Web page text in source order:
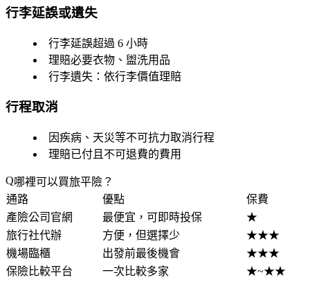
行李延誤或遺失
行李延誤超過 6 小時
理賠必要衣物、盥洗用品
行李遺失：依行李價值理賠
行程取消
因疾病、天災等不可抗力取消行程
理賠已付且不可退費的費用
哪裡可以買旅平險？
通路
優點
保費
產險公司官網
最便宜，可即時投保
★
旅行社代辦
方便，但選擇少
★★★
機場臨櫃
出發前最後機會
★★★
保險比較平台
一次比較多家 ★~★★